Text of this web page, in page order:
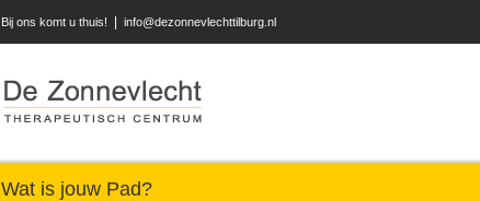
Bij ons komt u thuis! info@dezonnevlechttilburg.nl
Wat is jouw Pad?